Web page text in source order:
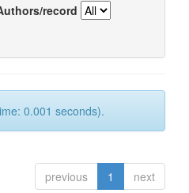
record
0.001 seconds).
previous 1 next